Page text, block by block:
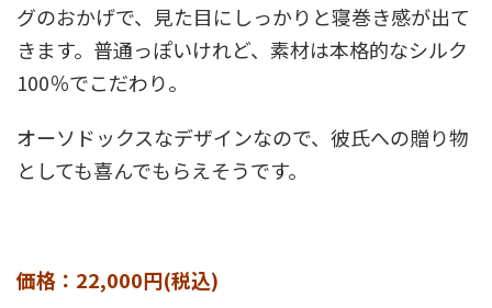
グのおかげで、見た目にしっかりと寝巻き感が出て
きます。普通っぽいけれど、素材は本格的なシルク
100％でこだわり。
オーソドックスなデザインなので、彼氏への贈り物
としても喜んでもらえそうです。
価格：22,000円(税込)